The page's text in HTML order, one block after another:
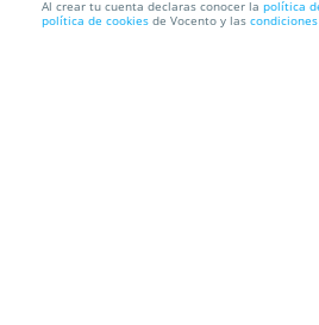
CC Atalayas: Lavado a mano
Al crear tu cuenta declaras conocer la política
política de cookies de Vocento y las